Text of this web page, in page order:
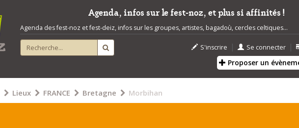
Agenda, infos sur le fest-noz, et plus si affinités !
Agenda des fest-noz et fest-deiz, infos sur les groupes, artistes, bagadoù, cercles celtiques...
S'inscrire | Se connecter |
Proposer un
Lieux FRANCE Bretagne Morbihan